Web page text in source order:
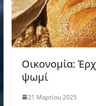
Οικονομία:
ψωμί
21 Μαρτίου 2025